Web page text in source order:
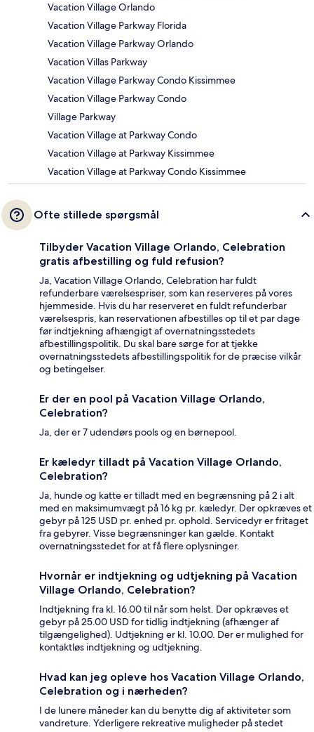
Vacation Village Orlando
Vacation Village Parkway Florida
Vacation Village Parkway Orlando
Vacation Villas Parkway
Vacation Village Parkway Condo Kissimmee
Vacation Village Parkway Condo
Village Parkway
Vacation Village at Parkway Condo
Vacation Village at Parkway Kissimmee
Vacation Village at Parkway Condo Kissimmee
Ofte stillede spørgsmål
Tilbyder Vacation Village Orlando, Celebration
gratis afbestilling og fuld refusion?
Ja, Vacation Village Orlando, Celebration har fuldt
refunderbare værelsespriser, som kan reserveres på vores
hjemmeside. Hvis du har reserveret en fuldt refunderbar
værelsespris, kan reservationen afbestilles op til et par dage
før indtjekning afhængigt af overnatningsstedets
afbestillingspolitik. Du skal bare sørge for at tjekke
overnatningsstedets afbestillingspolitik for de præcise vilkår
og betingelser.
Er der en pool på Vacation Village Orlando,
Celebration?
Ja, der er 7 udendørs pools og en børnepool.
Er kæledyr tilladt på Vacation Village Orlando,
Celebration?
Ja, hunde og katte er tilladt med en begrænsning på 2 i alt
med en maksimumvægt på 16 kg pr. kæledyr. Der opkræves et
gebyr på 125 USD pr. enhed pr. ophold. Servicedyr er fritaget
fra gebyrer. Visse begrænsninger kan gælde. Kontakt
overnatningsstedet for at få flere oplysninger.
Hvornår er indtjekning og udtjekning på Vacation
Village Orlando, Celebration?
Indtjekning fra kl. 16.00 til når som helst. Der opkræves et
gebyr på 25.00 USD for tidlig indtjekning (afhænger af
tilgængelighed). Udtjekning er kl. 10.00. Der er mulighed for
kontaktløs indtjekning og udtjekning.
Hvad kan jeg opleve hos Vacation Village Orlando,
Celebration og i nærheden?
I de lunere måneder kan du benytte dig af aktiviteter som
vandreture. Yderligere rekreative muligheder på stedet